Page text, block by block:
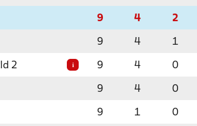
9 4 2
9 4 1
2 i 9 4 0
9 4 0
9 1 0